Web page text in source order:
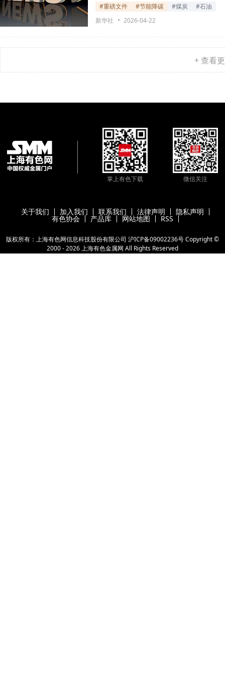
#重磅文件 #节能降碳 #煤炭
#石油
新华社
2026-04-22
+ 查看
掌上有色下载 微信关注
关于我们 加入我们 联系我们 法律声明 隐私声明
有色协会 产品库 网站地图 RSS
版权所有：上海有色网信息科技股份有限公司 沪ICP备09002236号Copyright ©
2000 -2026上海有色金属网 All Rights Reserved